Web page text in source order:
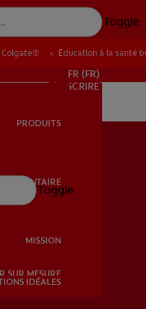
Toggle
SANTÉ BUCCO-DENTAIRE
PROFESSIONNELS
FR (FR)
S’INSCRIRE
PRODUITS
DENTAIRE
MISSION
SUR MESURE
IDÉALES
Toggle
Colgate® Éducation à la santé
IDÉALES